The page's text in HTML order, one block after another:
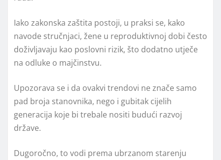
Iako zakonska zaštita postoji, u praksi se, kako
navode stručnjaci, žene u reproduktivnoj dobi često
doživljavaju kao poslovni rizik, što dodatno utječe
na odluke o majčinstvu.
Upozorava se i da ovakvi trendovi ne znače samo
pad broja stanovnika, nego i gubitak cijelih
generacija koje bi trebale nositi budući razvoj
države.
Dugoročno, to vodi prema ubrzanom starenju